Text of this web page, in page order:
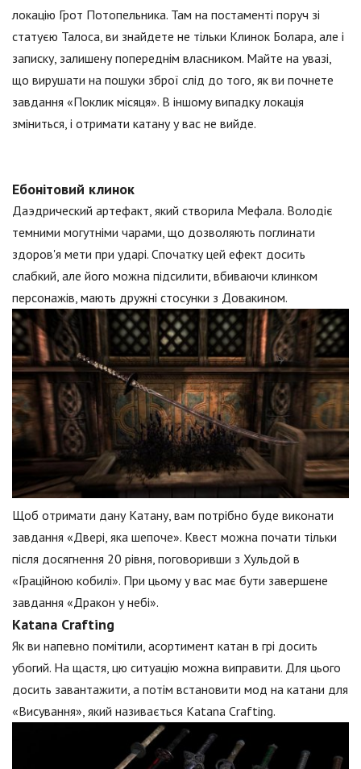
локацію Грот Потопельника. Там на постаменті поруч зі
статуєю Талоса, ви знайдете не тільки Клинок Болара, але і
записку, залишену попереднім власником. Майте на увазі,
що вирушати на пошуки зброї слід до того, як ви почнете
завдання «Поклик місяця». В іншому випадку локація
зміниться, і отримати катану у вас не вийде.
Ебонітовий клинок
Даэдрический артефакт, який створила Мефала. Володіє
темними могутніми чарами, що дозволяють поглинати
здоров'я мети при ударі. Спочатку цей ефект досить
слабкий, але його можна підсилити, вбиваючи клинком
персонажів, мають дружні стосунки з Довакином.
Щоб отримати дану Катану, вам потрібно буде виконати
завдання «Двері, яка шепоче». Квест можна почати тільки
після досягнення 20 рівня, поговоривши з Хульдой в
«Граційною кобилі». При цьому у вас має бути завершене
завдання «Дракон у небі».
Katana Crafting
Як ви напевно помітили, асортимент катан в грі досить
убогий. На щастя, цю ситуацію можна виправити. Для цього
досить завантажити, а потім встановити мод на катани для
«Висування», який називається Katana Crafting.